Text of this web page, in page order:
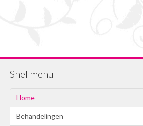
Snel menu
Home
Behandelingen